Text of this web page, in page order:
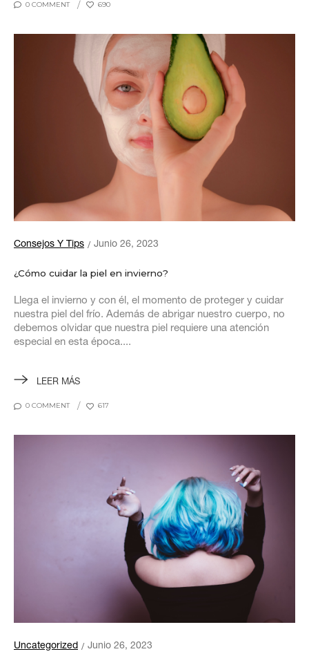
0 COMMENT 690
Consejos Y Tips Junio 26, 2023
¿Cómo cuidar la piel en invierno?
Llega el invierno y con él, el momento de proteger y cuidar
nuestra piel del frío. Además de abrigar nuestro cuerpo, no
debemos olvidar que nuestra piel requiere una atención
especial en esta época....
LEER MÁS
0 COMMENT 617
Uncategorized Junio 26, 2023